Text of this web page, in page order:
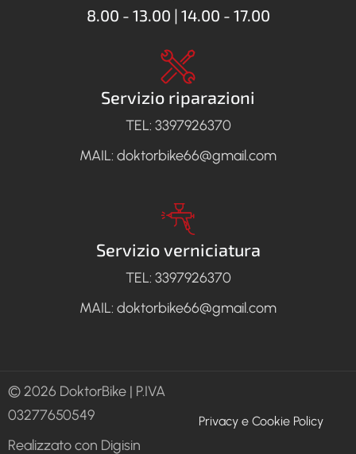
8.00 - 13.00 | 14.00 - 17.00
Servizio riparazioni
TEL: 3397926370
MAIL: doktorbike66@gmail.com
Servizio verniciatura
TEL: 3397926370
MAIL: doktorbike66@gmail.com
© 2026 DoktorBike | P.IVA
03277650549
Realizzato con Digisin
Policy
Privacy e Cookie Policy